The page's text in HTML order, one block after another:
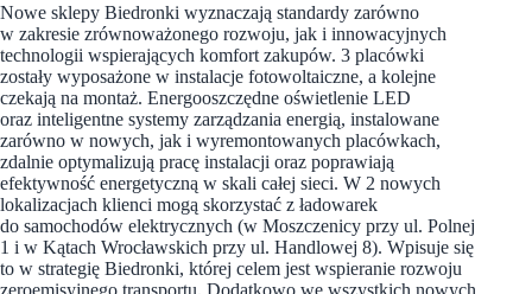
Nowe sklepy Biedronki wyznaczają standardy zarówno
w zakresie zrównoważonego rozwoju, jak i innowacyjnych
technologii wspierających komfort zakupów. 3 placówki
zostały wyposażone w instalacje fotowoltaiczne, a kolejne
czekają na montaż. Energooszczędne oświetlenie LED
oraz inteligentne systemy zarządzania energią, instalowane
zarówno w nowych, jak i wyremontowanych placówkach,
zdalnie optymalizują pracę instalacji oraz poprawiają
efektywność energetyczną w skali całej sieci. W 2 nowych
lokalizacjach klienci mogą skorzystać z ładowarek
do samochodów elektrycznych (w Moszczenicy przy ul. Polnej
1 i w Kątach Wrocławskich przy ul. Handlowej 8). Wpisuje się
to w strategię Biedronki, której celem jest wspieranie rozwoju
zeroemisyjnego transportu. Dodatkowo we wszystkich nowych